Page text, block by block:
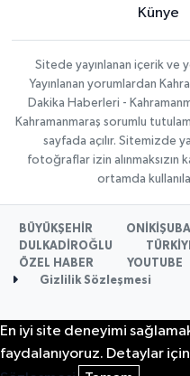
Künye
Sitede yayınlanan içerik ve
Yayınlanan yorumlardan
Dakika Haberleri -
Kahramanmaraş sorumlu
sayfada açılır. Sitemizde
fotoğraflar izin alınmaksızın
ortamda
BÜYÜKŞEHİR
DULKADİROĞLU
ÖZEL HABER
YOUTUBE
Gizlilik Sözleşmesi
En iyi site deneyimi
faydalanıyoruz. Detaylar